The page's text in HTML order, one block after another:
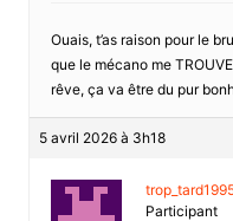
Ouais, t’as raison pour le
que le mécano me
rêve, ça va être du pur
5 avril 2026 à 3h18
Participant